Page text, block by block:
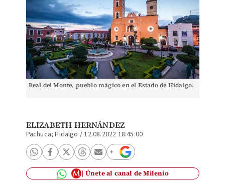
Real del Monte, pueblo mágico en el Estado de Hidalgo.
ELIZABETH HERNÁNDEZ
Pachuca; Hidalgo /12.08.2022 18:45:00
Únete al canal de Milenio